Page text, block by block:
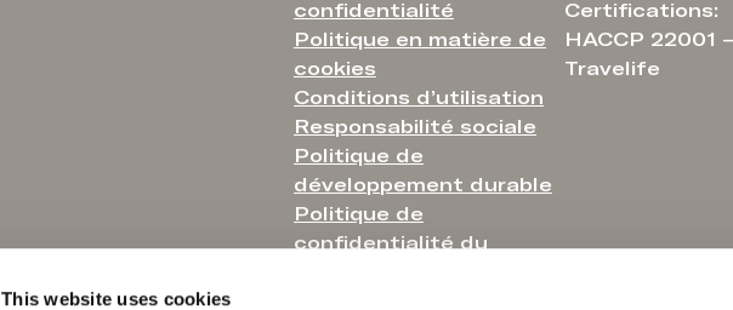
This website uses cookies
confidentialité
Politique en matière de
cookies
Conditions d’utilisation
Responsabilité sociale
Politique de
développement durable
Politique de
confidentialité du
Certifications:
HACCP 22001
Travelife